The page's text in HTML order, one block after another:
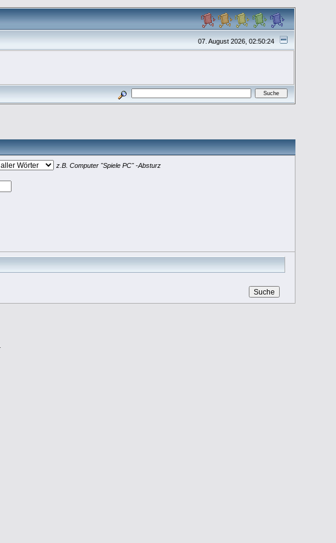
07. August 2026, 02:50:24
z.B. Computer "Spiele PC" -Absturz